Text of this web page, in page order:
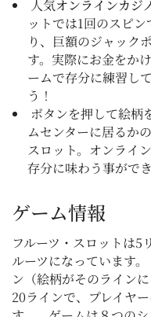
人気オンラインカジ
ットでは1回のスピ
り、巨額のジャック
す。実際にお金をか
ームで存分に練習し
う！
ボタンを押して絵柄
ムセンターに居るか
スロット。オンライ
存分に味わう事がで
ゲーム情報
フルーツ・スロットは5
ルーツになっています
ン（絵柄がそのライン
20ラインで、プレイヤ